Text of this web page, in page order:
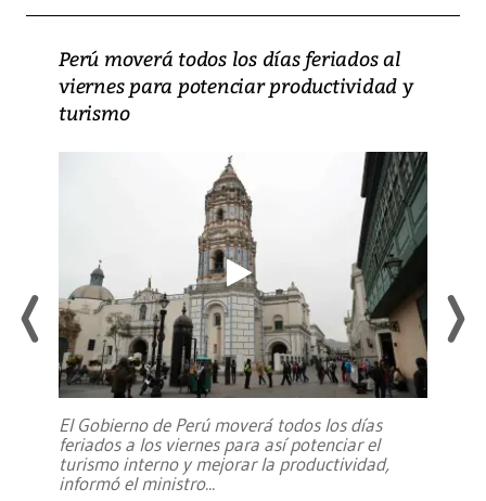
Perú moverá todos los días feriados al
viernes para potenciar productividad y
turismo
El Gobierno de Perú moverá todos los días
feriados a los viernes para así potenciar el
turismo interno y mejorar la productividad,
informó el ministro...